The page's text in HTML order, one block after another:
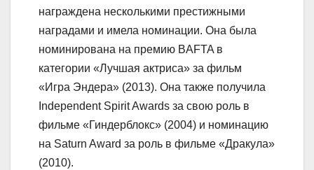
награждена несколькими престижными
наградами и имела номинации. Она была
номинирована на премию BAFTA в
категории «Лучшая актриса» за фильм
«Игра Эндера» (2013). Она также получила
Independent Spirit Awards за свою роль в
фильме «Гиндерблокс» (2004) и номинацию
на Saturn Award за роль в фильме «Дракула»
(2010).